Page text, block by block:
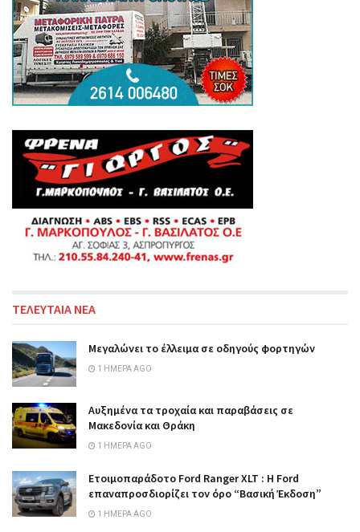
ΤΕΛΕΥΤΑΙΑ ΝΕΑ
Μεγαλώνει το έλλειμα σε οδηγούς φορτηγών
1 ΗΜΈΡΑ AGO
Αυξημένα τα τροχαία και παραβάσεις σε
Μακεδονία και Θράκη
1 ΗΜΈΡΑ AGO
Ετοιμοπαράδοτο Ford Ranger XLT : Η Ford
επαναπροσδιορίζει τον όρο “Βασική Έκδοση”
1 ΗΜΈΡΑ AGO